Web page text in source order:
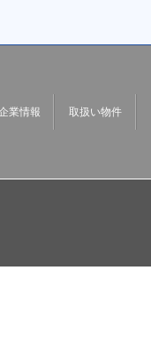
業情報 取扱い物件